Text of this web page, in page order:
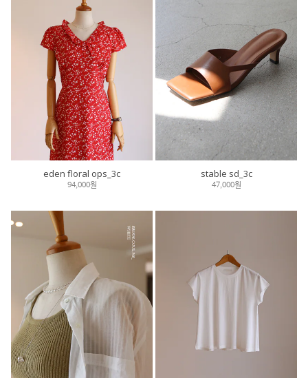
eden floral ops_3c
94,000원
stable sd_3c
47,000원